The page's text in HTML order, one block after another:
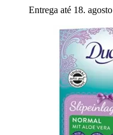
Entrega até 18. agosto